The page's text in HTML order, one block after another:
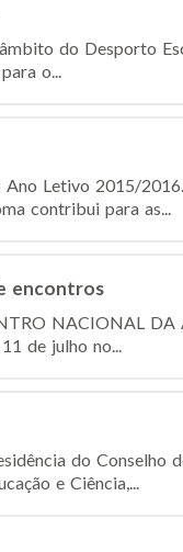
do Desporto
o...
Letivo 2015/
contribui para as...
encontros
NACIONAL DA
de julho no...
do Conselho
e Ciência,...